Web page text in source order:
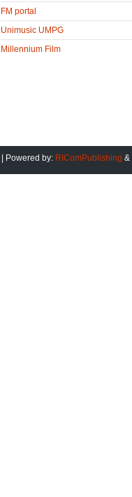
FM portal
Unimusic UMPG
Millennium Film
| Powered by: RIComPublishing &